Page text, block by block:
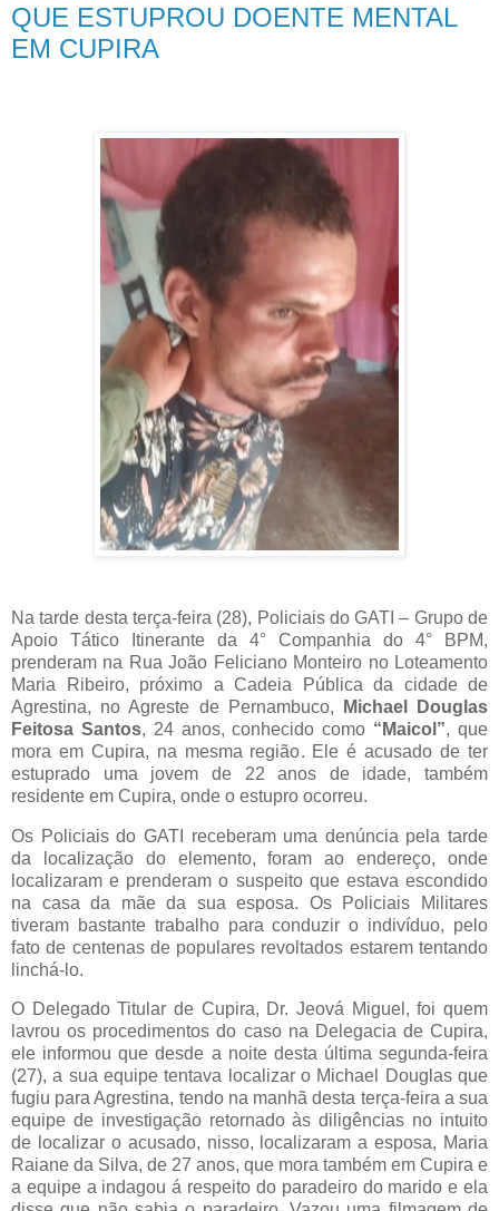
QUE ESTUPROU DOENTE MENTAL
EM CUPIRA
Na tarde desta terça-feira (28), Policiais do GATI – Grupo de
Apoio Tático Itinerante da 4° Companhia do 4° BPM,
prenderam na Rua João Feliciano Monteiro no Loteamento
Maria Ribeiro, próximo a Cadeia Pública da cidade de
Agrestina, no Agreste de Pernambuco,
Michael Douglas
Feitosa Santos, 24 anos, conhecido como “Maicol”, que
mora em Cupira, na mesma região. Ele é acusado de ter
estuprado uma jovem de 22 anos de idade, também
residente em Cupira, onde o estupro ocorreu.
Os Policiais do GATI receberam uma denúncia pela tarde
da localização do elemento, foram ao endereço, onde
localizaram e prenderam o suspeito que estava escondido
na casa da mãe da sua esposa. Os Policiais Militares
tiveram bastante trabalho para conduzir o indivíduo, pelo
fato de centenas de populares revoltados estarem tentando
linchá-lo.
O Delegado Titular de Cupira, Dr. Jeová Miguel, foi quem
lavrou os procedimentos do caso na Delegacia de Cupira,
ele informou que desde a noite desta última segunda-feira
(27), a sua equipe tentava localizar o Michael Douglas que
fugiu para Agrestina, tendo na manhã desta terça-feira a sua
equipe de investigação retornado às diligências no intuito
de localizar o acusado, nisso, localizaram a esposa, Maria
Raiane da Silva, de 27 anos, que mora também em Cupira e
a equipe a indagou á respeito do paradeiro do marido e ela